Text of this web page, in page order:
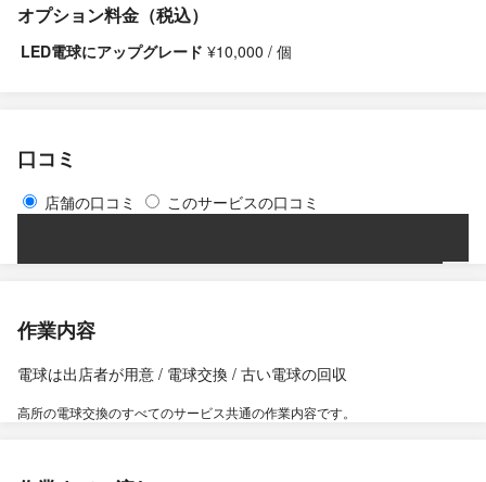
オプション料金（税込）
LED電球にアップグレード ¥10,000 / 個
口コミ
店舗の口コミ このサービスの口コミ
作業内容
電球は出店者が用意 / 電球交換 / 古い電球の回収
高所の電球交換のすべてのサービス共通の作業内容です。